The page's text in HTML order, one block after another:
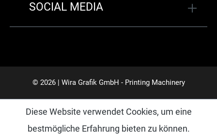
SOCIAL MEDIA
© 2026 | Wira Grafik GmbH - Printing Machinery
Diese Website verwendet Cookies, um eine
bestmögliche Erfahrung bieten zu können.